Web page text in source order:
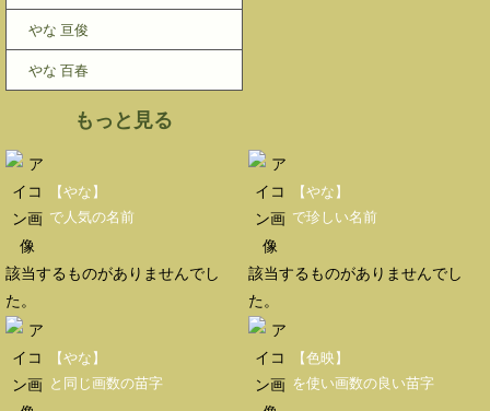
やな 亘俊
やな 百春
もっと見る
【やな】
で人気の名前
該当するものがありませんでし
た。
【やな】
で珍しい名前
該当するものがありませんでし
た。
【やな】
と同じ画数の苗字
【色映】
を使い画数の良い苗字